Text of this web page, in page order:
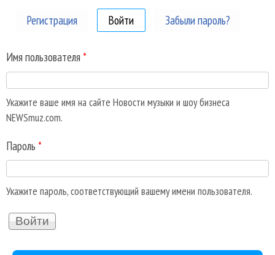
Регистрация Войти (активная вкладка)
Забыли пароль?
Имя пользователя *
Укажите ваше имя на сайте Новости музыки и шоу бизнеса
NEWSmuz.com.
Пароль *
Укажите пароль, соответствующий вашему имени пользователя.